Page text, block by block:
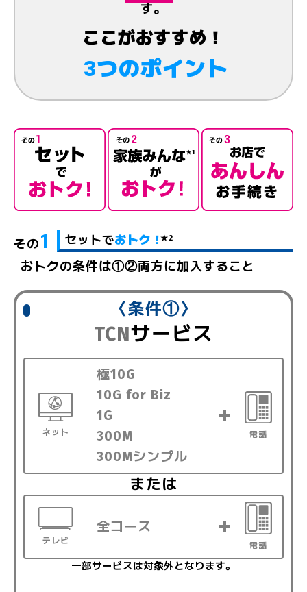
す。
ここがおすすめ！
3つのポイント
その1 セットでおトク！★2
おトクの条件は①②両方に加入すること
〈条件①〉
TCNサービス
ネット
極10G
10G for Biz
1G
300M
300Mシンプル
電話
または
テレビ
全コース
電話
一部サービスは対象外となります。